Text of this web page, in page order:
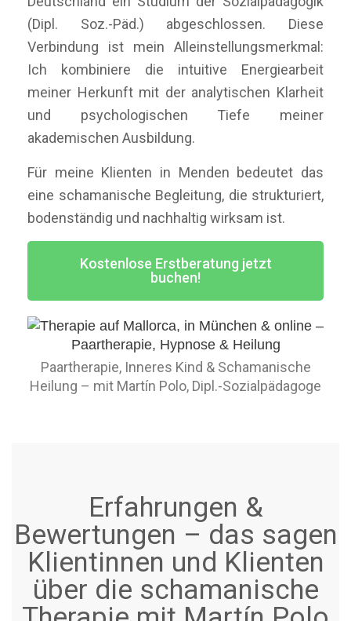
(Dipl. Soz.-Päd.) abgeschlossen. Diese
Verbindung ist mein Alleinstellungsmerkmal:
Ich kombiniere die intuitive Energiearbeit
meiner Herkunft mit der analytischen Klarheit
und psychologischen Tiefe meiner
akademischen Ausbildung.
Für meine Klienten in Menden bedeutet das
eine schamanische Begleitung, die strukturiert,
bodenständig und nachhaltig wirksam ist.
Kostenlose Erstberatung jetzt
buchen!
Paartherapie, Inneres Kind & Schamanische
Heilung – mit Martín Polo, Dipl.-Sozialpädagoge
Erfahrungen &
Bewertungen – das sagen
Klientinnen und Klienten
über die schamanische